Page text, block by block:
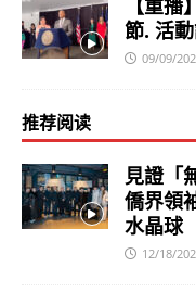
【重
節. 活
09/09/
推荐阅读
見證「
僑界領
水晶球
12/18/